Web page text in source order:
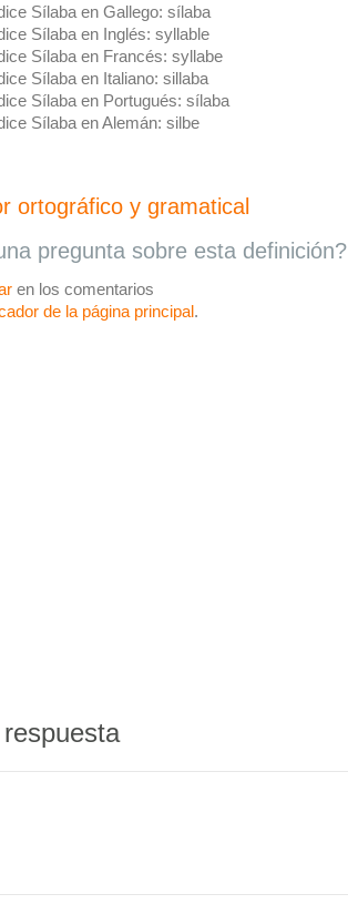
Sílaba en Gallego: sílaba
Sílaba en Inglés: syllable
Sílaba en Francés: syllabe
Sílaba en Italiano: sillaba
Sílaba en Portugués: sílaba
Sílaba en Alemán: silbe
ortográfico y gramatical
pregunta sobre esta definición?
en los comentarios
de la página principal.